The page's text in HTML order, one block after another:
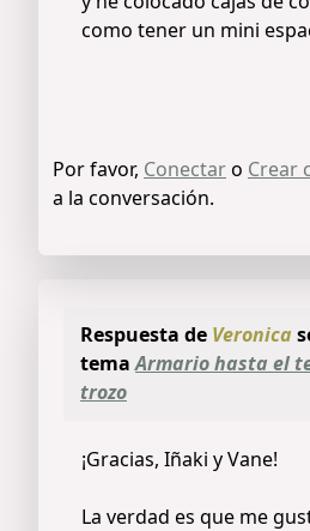
como tener un mini
Por favor, Conectaro Crear
a la conversación.
Respuesta de Veronica
temaArmario hasta el
trozo
¡Gracias, Iñaki y Vane!
La verdad es que me